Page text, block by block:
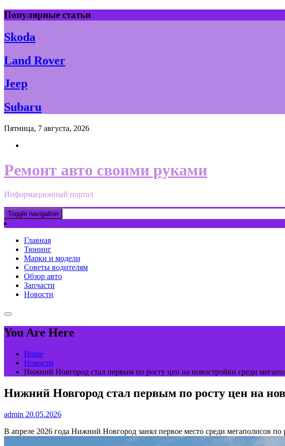
Skip
to
content
Популярные статьи
Skoda
Land Rover
Jeep
Subaru
Пятница, 7 августа, 2026
Ремонт авто своими руками
Информационный портал
Toggle navigation
Главная
Тюнинг
Марки и модели
Советы водителям
Обзор авто
Запчасти
Новости
You Are Here
Home
Новости
Нижний Новгород стал первым по росту цен на новостройки среди
Нижний Новгород стал первым по росту цен на
admin 20.05.2026
В апреле 2026 года Нижний Новгород занял первое место среди мегаполисов